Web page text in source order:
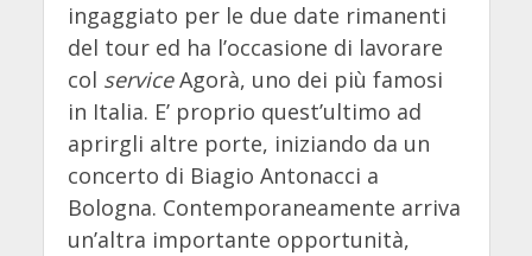
ingaggiato per le due date rimanenti
del tour ed ha l’occasione di lavorare
col serviceAgorà, uno dei più famosi
in Italia. E’ proprio quest’ultimo ad
aprirgli altre porte, iniziando da un
concerto di Biagio Antonacci a
Bologna. Contemporaneamente arriva
un’altra importante opportunità,